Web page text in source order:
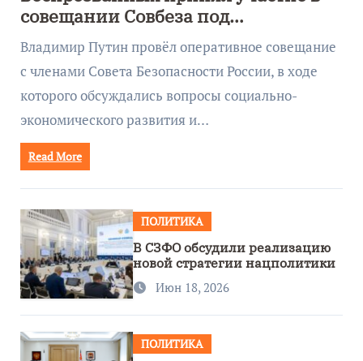
совещании Совбеза под
руководством Путина
Владимир Путин провёл оперативное совещание
с членами Совета Безопасности России, в ходе
которого обсуждались вопросы социально-
экономического развития и…
Read More
ПОЛИТИКА
В СЗФО обсудили реализацию
новой стратегии нацполитики
Июн 18, 2026
ПОЛИТИКА